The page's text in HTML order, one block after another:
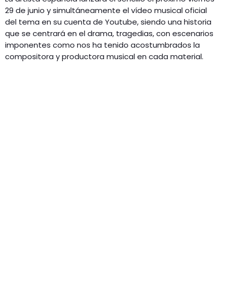
29 de junio y simultáneamente el vídeo musical oficial
del tema en su cuenta de Youtube, siendo una historia
que se centrará en el drama, tragedias, con escenarios
imponentes como nos ha tenido acostumbrados la
compositora y productora musical en cada material.